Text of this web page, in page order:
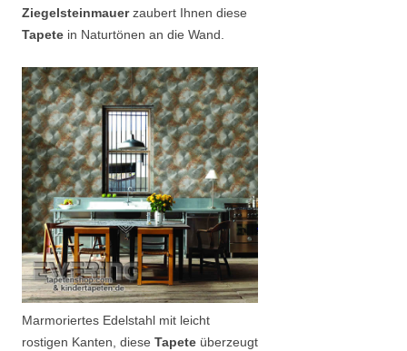
Ziegelsteinmauerzaubert Ihnen diese
Tapete in Naturtönen an die Wand.
Marmoriertes Edelstahl mit leicht
rostigen Kanten, diese Tapete überzeugt